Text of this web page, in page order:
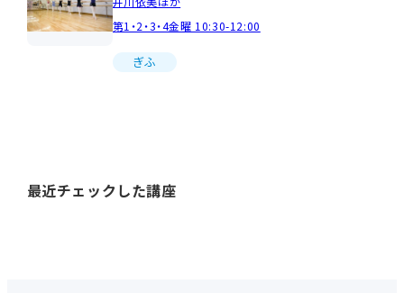
第1・2・3・4金曜 10:30-12:00
ぎふ
最近チェックした講座